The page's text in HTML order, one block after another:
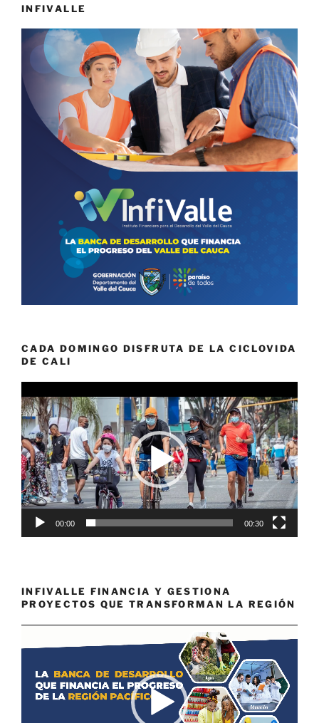
INFIVALLE
CADA DOMINGO DISFRUTA DE LA CICLOVIDA
DE CALI
de
vídeo
00:00 00:30
INFIVALLE FINANCIA Y GESTIONA
PROYECTOS QUE TRANSFORMAN LA REGIÓN
de